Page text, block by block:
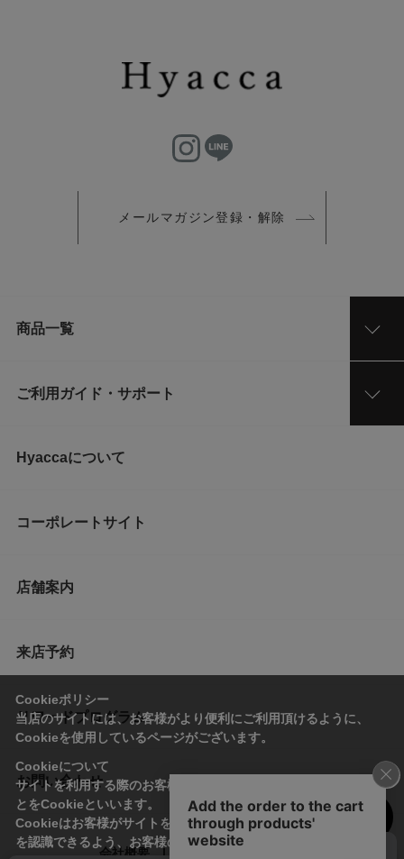
メールマガジン登録・解除
商品一覧
ご利用ガイド・サポート
Hyaccaについて
コーポレートサイト
店舗案内
来店予約
リワードプログラム
お問い合わせ
会社概要
Cookieポリシー
当店のサイトには、お客様がより便利にご利用頂けるように、
Cookieを使用しているページがございます。
Cookieについて
サイトを利用する際のお客様情報をPC上で記録管理する技術のこ
とをCookieといいます。
Cookieはお客様がサイトを再訪問された際に、お客様のデバイス
を認識できるよう、お客様のデバイス間からサーバーへ送り返さ